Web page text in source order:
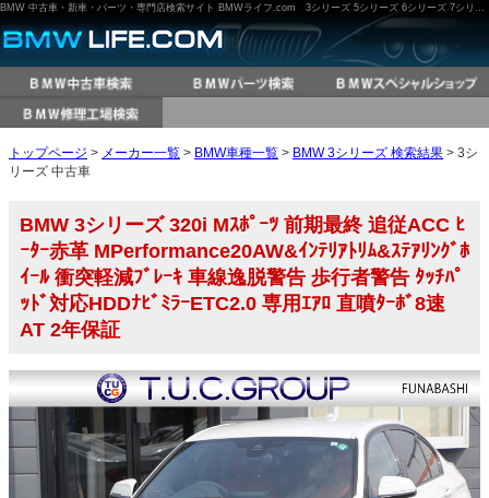
BMW 中古車・新車・パーツ・専門店検索サイト BMWライフ.com 3シリーズ 5シリーズ 6シリーズ 7シリーズ M3 M5 X3 X5 など
トップページ > メーカー一覧 > BMW車種一覧 > BMW 3シリーズ 検索結果 > 3シ
リーズ 中古車
BMW 3シリーズ 320i Mｽﾎﾟｰﾂ 前期最終 追従ACC ﾋ
ｰﾀｰ赤革 MPerformance20AW&ｲﾝﾃﾘｱﾄﾘﾑ&ｽﾃｱﾘﾝｸﾞﾎ
ｲｰﾙ 衝突軽減ﾌﾞﾚｰｷ 車線逸脱警告 歩行者警告 ﾀｯﾁﾊﾟ
ｯﾄﾞ対応HDDﾅﾋﾞﾐﾗｰETC2.0 専用ｴｱﾛ 直噴ﾀｰﾎﾞ8速
AT 2年保証